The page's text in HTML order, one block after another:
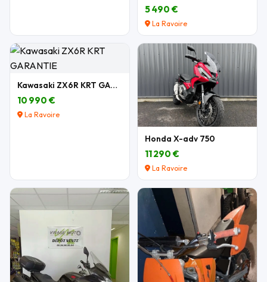
5 490 €
La Ravoire
Kawasaki ZX6R KRT GARANTIE
10 990 €
La Ravoire
Honda X-adv 750
11 290 €
La Ravoire